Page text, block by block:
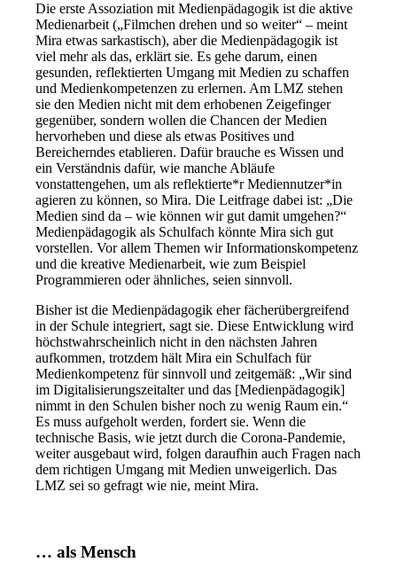
Die erste Assoziation mit Medienpädagogik ist die aktive
Medienarbeit („Filmchen drehen und so weiter“ – meint
Mira etwas sarkastisch), aber die Medienpädagogik ist
viel mehr als das, erklärt sie. Es gehe darum, einen
gesunden, reflektierten Umgang mit Medien zu schaffen
und Medienkompetenzen zu erlernen. Am LMZ stehen
sie den Medien nicht mit dem erhobenen Zeigefinger
gegenüber, sondern wollen die Chancen der Medien
hervorheben und diese als etwas Positives und
Bereicherndes etablieren. Dafür brauche es Wissen und
ein Verständnis dafür, wie manche Abläufe
vonstattengehen, um als reflektierte*r Mediennutzer*in
agieren zu können, so Mira. Die Leitfrage dabei ist: „Die
Medien sind da – wie können wir gut damit umgehen?“
Medienpädagogik als Schulfach könnte Mira sich gut
vorstellen. Vor allem Themen wir Informationskompetenz
und die kreative Medienarbeit, wie zum Beispiel
Programmieren oder ähnliches, seien sinnvoll.
Bisher ist die Medienpädagogik eher fächerübergreifend
in der Schule integriert, sagt sie. Diese Entwicklung wird
höchstwahrscheinlich nicht in den nächsten Jahren
aufkommen, trotzdem hält Mira ein Schulfach für
Medienkompetenz für sinnvoll und zeitgemäß: „Wir sind
im Digitalisierungszeitalter und das [Medienpädagogik]
nimmt in den Schulen bisher noch zu wenig Raum ein.“
Es muss aufgeholt werden, fordert sie. Wenn die
technische Basis, wie jetzt durch die Corona-Pandemie,
weiter ausgebaut wird, folgen daraufhin auch Fragen nach
dem richtigen Umgang mit Medien unweigerlich. Das
LMZ sei so gefragt wie nie, meint Mira.
… als Mensch